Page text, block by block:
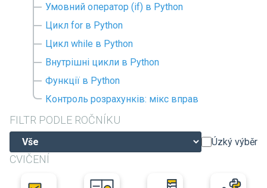
Умовний оператор (if) в Python
Цикл for в Python
Цикл while в Python
Внутрішні цикли в Python
Функції в Python
Контроль розрахунків: мікс вправ
FILTR PODLE ROČNÍKU
Úzký výběr
CVIČENÍ